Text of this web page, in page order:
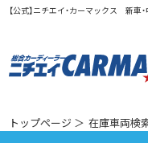
【公式】ニチエイ・カーマックス 新車・
トップページ ＞ 在庫車両検